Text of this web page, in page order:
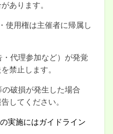
あります。
使用権は主催者に帰属し
代理参加など）が発覚
禁止します。
破損が発生した場合
してください。
実施にはガイドライン